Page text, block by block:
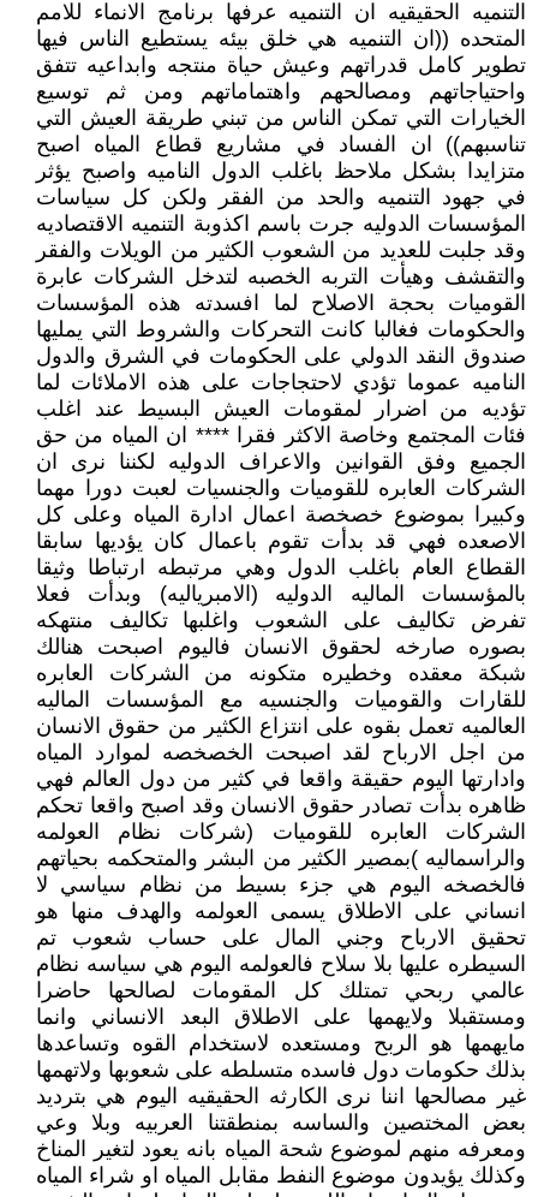
التنميه الحقيقيه ان التنميه عرفها برنامج الانماء للامم
المتحده ((ان التنميه هي خلق بيئه يستطيع الناس فيها
تطوير كامل قدراتهم وعيش حياة منتجه وابداعيه تتفق
واحتياجاتهم ومصالحهم واهتماماتهم ومن ثم توسيع
الخيارات التي تمكن الناس من تبني طريقة العيش التي
تناسبهم)) ان الفساد في مشاريع قطاع المياه اصبح
متزايدا بشكل ملاحظ باغلب الدول الناميه واصبح يؤثر
في جهود التنميه والحد من الفقر ولكن كل سياسات
المؤسسات الدوليه جرت باسم اكذوبة التنميه الاقتصاديه
وقد جلبت للعديد من الشعوب الكثير من الويلات والفقر
والتقشف وهيأت التربه الخصبه لتدخل الشركات عابرة
القوميات بحجة الاصلاح لما افسدته هذه المؤسسات
والحكومات فغالبا كانت التحركات والشروط التي يمليها
صندوق النقد الدولي على الحكومات في الشرق والدول
الناميه عموما تؤدي لاحتجاجات على هذه الاملائات لما
تؤديه من اضرار لمقومات العيش البسيط عند اغلب
فئات المجتمع وخاصة الاكثر فقرا **** ان المياه من حق
الجميع وفق القوانين والاعراف الدوليه لكننا نرى ان
الشركات العابره للقوميات والجنسيات لعبت دورا مهما
وكبيرا بموضوع خصخصة اعمال ادارة المياه وعلى كل
الاصعده فهي قد بدأت تقوم باعمال كان يؤديها سابقا
القطاع العام باغلب الدول وهي مرتبطه ارتباطا وثيقا
بالمؤسسات الماليه الدوليه (الامبرياليه) وبدأت فعلا
تفرض تكاليف على الشعوب واغلبها تكاليف منتهكه
بصوره صارخه لحقوق الانسان فاليوم اصبحت هنالك
شبكة معقده وخطيره متكونه من الشركات العابره
للقارات والقوميات والجنسيه مع المؤسسات الماليه
العالميه تعمل بقوه على انتزاع الكثير من حقوق الانسان
من اجل الارباح لقد اصبحت الخصخصه لموارد المياه
وادارتها اليوم حقيقة واقعا في كثير من دول العالم فهي
ظاهره بدأت تصادر حقوق الانسان وقد اصبح واقعا تحكم
الشركات العابره للقوميات (شركات نظام العولمه
والراسماليه )بمصير الكثير من البشر والمتحكمه بحياتهم
فالخصخه اليوم هي جزء بسيط من نظام سياسي لا
انساني على الاطلاق يسمى العولمه والهدف منها هو
تحقيق الارباح وجني المال على حساب شعوب تم
السيطره عليها بلا سلاح فالعولمه اليوم هي سياسه نظام
عالمي ربحي تمتلك كل المقومات لصالحها حاضرا
ومستقبلا ولايهمها على الاطلاق البعد الانساني وانما
مايهمها هو الربح ومستعده لاستخدام القوه وتساعدها
بذلك حكومات دول فاسده متسلطه على شعوبها ولاتهمها
غير مصالحها اننا نرى الكارثه الحقيقيه اليوم هي بترديد
بعض المختصين والساسه بمنطقتنا العربيه وبلا وعي
ومعرفه منهم لموضوع شحة المياه بانه يعود لتغير المناخ
وكذلك يؤيدون موضوع النفط مقابل المياه او شراء المياه